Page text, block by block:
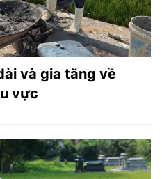
và gia tăng về
vực